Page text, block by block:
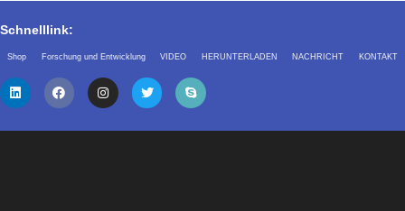
Schnelllink:
Shop Forschung und Entwicklung VIDEO HERUNTERLADEN NACHRICHT KONTAKT